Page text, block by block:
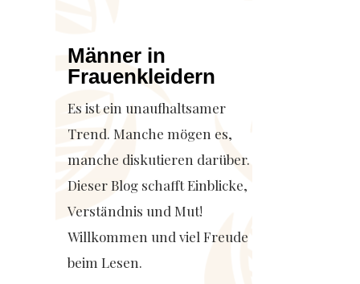
Männer in
Frauenkleidern
Es ist ein unaufhaltsamer
Trend. Manche mögen es,
manche diskutieren darüber.
Dieser Blog schafft Einblicke,
Verständnis und Mut!
Willkommen und viel Freude
beim Lesen.